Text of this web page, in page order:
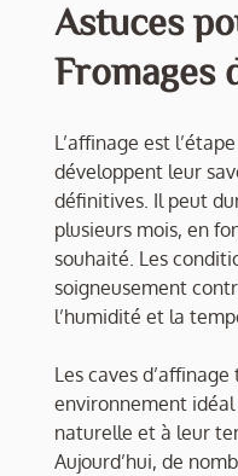
Astuces
Fromages
L’affinage est
développent leur
définitives. Il peut
plusieurs mois, en
souhaité. Les
soigneusement
l’humidité et la
Les caves
environnement
naturelle et à leur
Aujourd’hui, de